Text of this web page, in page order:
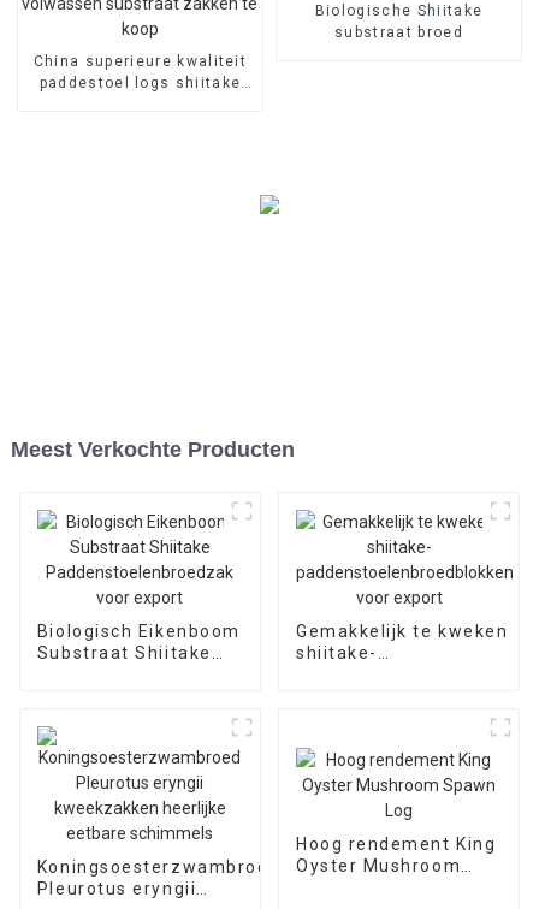
China superieure kwaliteit
paddestoel logs shiitake
Biologische Shiitake
substraat broed
Meest Verkochte Producten
Biologisch Eikenboom
Substraat Shiitake
Gemakkelijk te kweken
shiitake-
Koningsoesterzwambroed
Pleurotus eryngii
Hoog rendement King
Oyster Mushroom